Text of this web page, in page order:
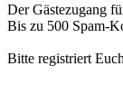
Der Gästezugang
Bis zu 500 Spam-
Bitte registriert